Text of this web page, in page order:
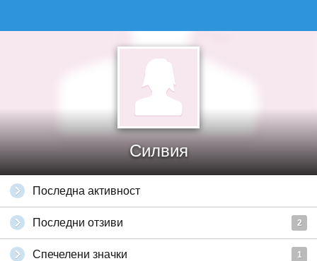
Силвия
Последна активност
Последни отзиви 2
Спечелени значки 1